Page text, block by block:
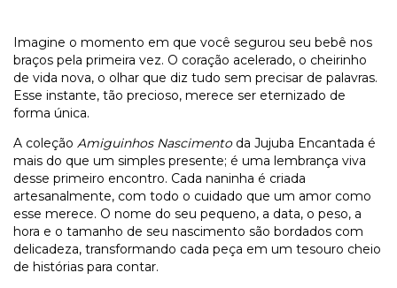
Imagine o momento em que você segurou seu bebê nos
braços pela primeira vez. O coração acelerado, o cheirinho
de vida nova, o olhar que diz tudo sem precisar de palavras.
Esse instante, tão precioso, merece ser eternizado de
forma única.
A coleção Amiguinhos Nascimentoda Jujuba Encantada é
mais do que um simples presente; é uma lembrança viva
desse primeiro encontro. Cada naninha é criada
artesanalmente, com todo o cuidado que um amor como
esse merece. O nome do seu pequeno, a data, o peso, a
hora e o tamanho de seu nascimento são bordados com
delicadeza, transformando cada peça em um tesouro cheio
de histórias para contar.